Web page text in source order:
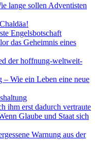
lange sollen Adventisten
Engelsbotschaft
das Geheimnis eines
der hoffnung-weltweit-
Wie ein Leben eine neue
ihm erst dadurch vertraute
Glaube und Staat sich
Warnung aus der